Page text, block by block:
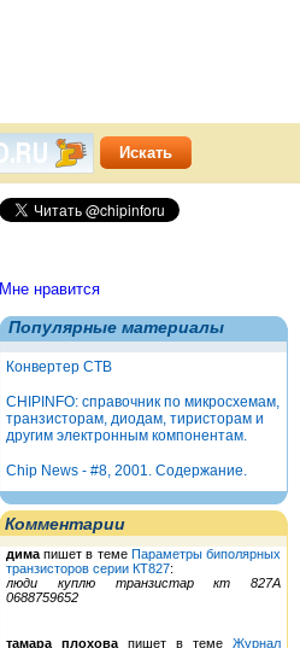
Мне нравится
Популярные материалы
Конвертер СТВ
CHIPINFO: справочник по микросхемам,
транзисторам, диодам, тиристорам и
другим электронным компонентам.
Chip News - #8, 2001. Содержание.
Комментарии
дима пишет в теме Параметры биполярных
транзисторов серии КТ827:
люди куплю транзистар кт 827А
0688759652
тамара плохова пишет в теме Журнал